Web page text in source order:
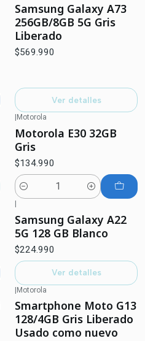
Samsung Galaxy A73
256GB/8GB 5G Gris
Liberado
$569.990
Ver detalles
Motorola
Motorola E30 32GB
Gris
$134.990
Cantidad
Samsung Galaxy A22
5G 128 GB Blanco
$224.990
Ver detalles
No disponible
|Motorola
Smartphone Moto G13
128/4GB Gris Liberado
Usado como nuevo